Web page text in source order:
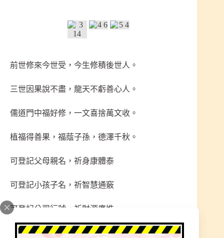
前世修來今世受，今生修積後世人。
三世因果說不盡，龍天不虧善心人。
儒道門中福好修，一文喜捨萬文收。
植福得善果，福蔭子孫，德澤千秋。
可登記父母親名，祈身康體泰
可登記小孩子名，祈智慧通竅
可登記公司行號，祈財源廣進
可登記往生者名，祈冥福極樂